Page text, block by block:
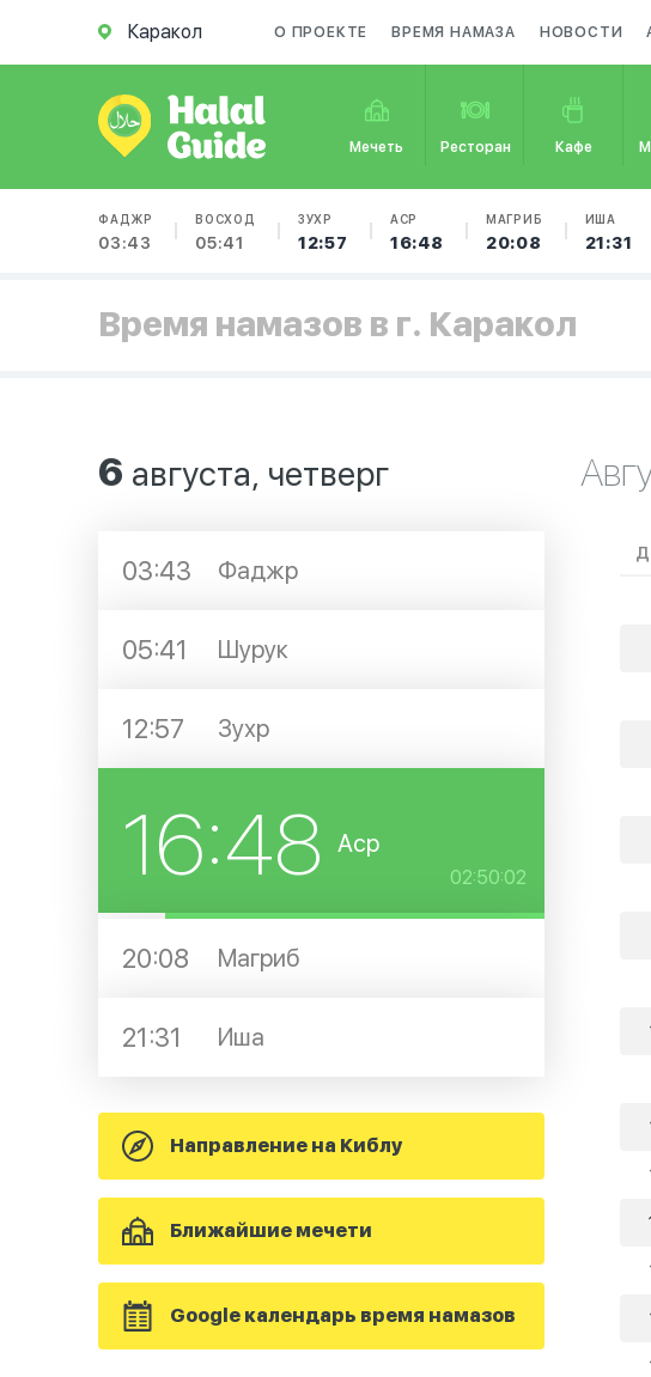
Каракол О ПРОЕКТЕ ВРЕМЯ НАМАЗА НОВОСТИ
Мечеть Ресторан Кафе
ФАДЖР
03:43
ВОСХОД
05:41
ЗУХР
12:57
АСР
16:48
МАГРИБ
20:08
ИША
21:31
Время намазов в г. Каракол
6 августа, четверг
03:43 Фаджр
05:41 Шурук
12:57 Зухр
16:48 Аср
02:50:01
20:08 Магриб
21:31 Иша
Направление на Киблу
Ближайшие мечети
Google календарь время намазов